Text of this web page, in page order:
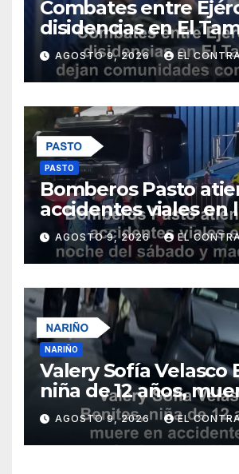
Combates entre
disidencias en El
dejan comunidades
confinadas por
cruzado
AGOSTO 9, 2026 EL
PASTO
Bomberos Pasto
accidentes viales en
del sábado y
domingo
AGOSTO 9, 2026 EL
NARIÑO
Valery Sofía Velasco
niña de 12 años,
accidente de tránsito
Unión
AGOSTO 9, 2026 EL